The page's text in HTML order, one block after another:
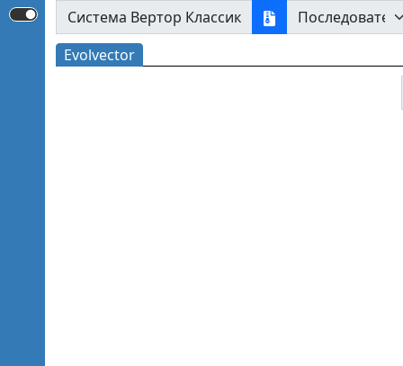
Система Вертор Классик
Evolvector